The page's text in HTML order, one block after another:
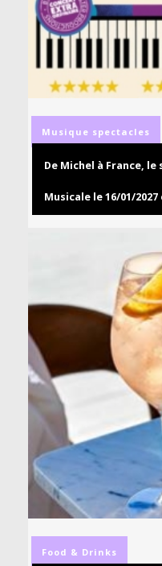
Musique spectacles
De Michel à France,
Musicale le 16/01/
Food & Drinks